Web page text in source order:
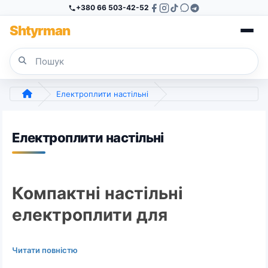
+380 66 503-42-52
Shtyrman
Електроплити настільні
Електроплити настільні
Компактні настільні
електроплити для
Читати повністю